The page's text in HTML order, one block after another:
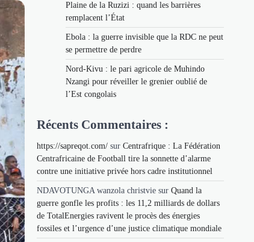
Plaine de la Ruzizi : quand les barrières
remplacent l’État
Ebola : la guerre invisible que la RDC ne peut
se permettre de perdre
Nord-Kivu : le pari agricole de Muhindo
Nzangi pour réveiller le grenier oublié de
l’Est congolais
Récents Commentaires :
https://sapreqot.com/ sur Centrafrique : La Fédération
Centrafricaine de Football tire la sonnette d’alarme
contre une initiative privée hors cadre institutionnel
NDAVOTUNGA wanzola christvie sur Quand la
guerre gonfle les profits : les 11,2 milliards de dollars
de TotalEnergies ravivent le procès des énergies
fossiles et l’urgence d’une justice climatique mondiale